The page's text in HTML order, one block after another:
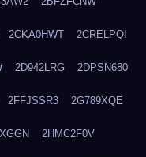
2CKA0HWT 2CRELPQI
2D942LRG 2DPSN680
2FFJSSR3 2G789XQE
2HMC2F0V